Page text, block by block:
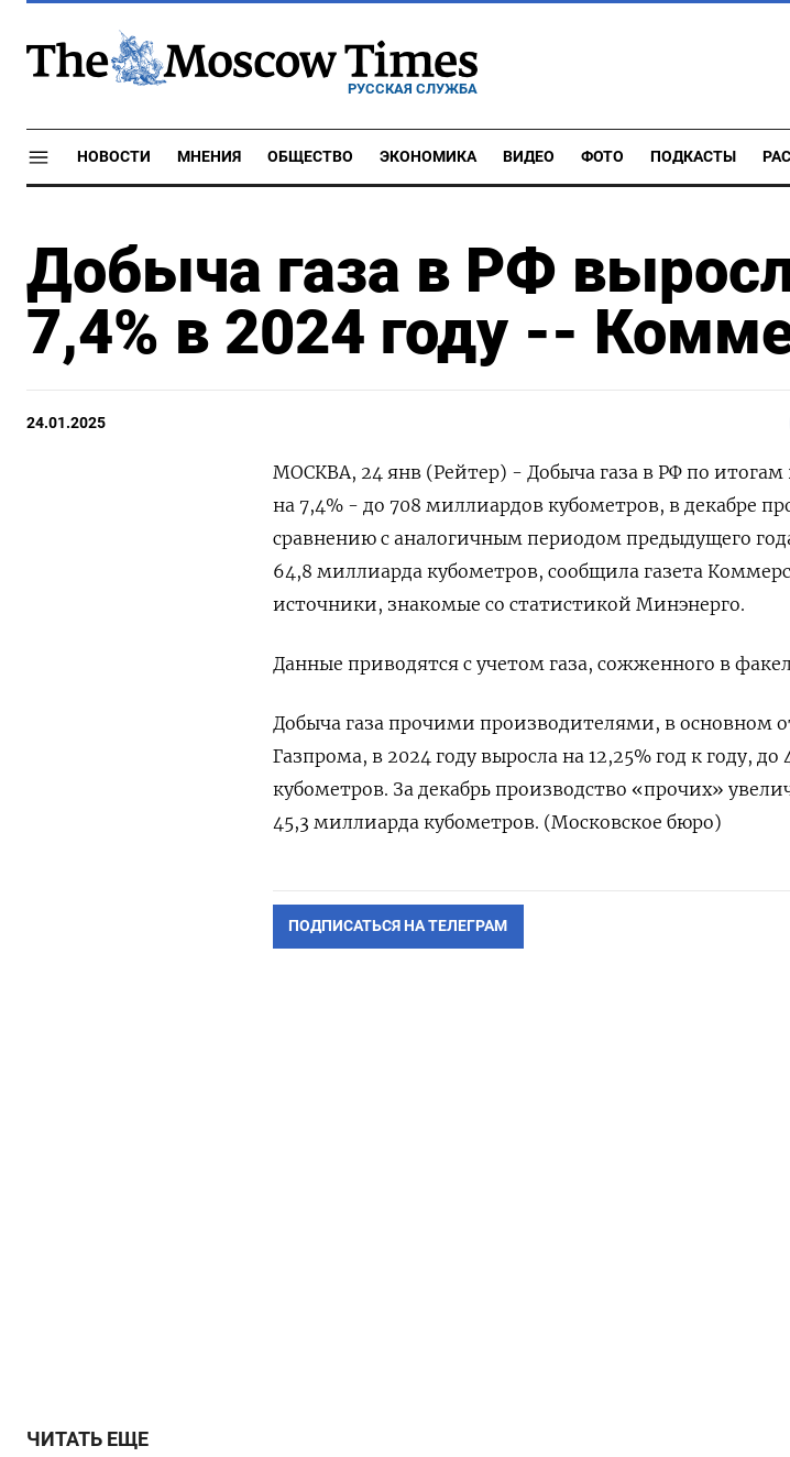
РУССКАЯ СЛУЖБА
НОВОСТИ МНЕНИЯ ОБЩЕСТВО ЭКОНОМИКА ВИДЕО ФОТО ПОДКАСТЫ
Добыча газа в РФ
7,4% в 2024 году --
24.01.2025
МОСКВА, 24 янв (Рейтер) - Добыча газа в РФ по итогам
на 7,4% - до 708 миллиардов кубометров, в декабре
сравнению с аналогичным периодом предыдущего
64,8 миллиарда кубометров, сообщила газета
источники, знакомые со статистикой Минэнерго.
Данные приводятся с учетом газа, сожженного в
Добыча газа прочими производителями, в основном
Газпрома, в 2024 году выросла на 12,25% год к году,
кубометров. За декабрь производство «прочих»
45,3 миллиарда кубометров. (Московское бюро)
ПОДПИСАТЬСЯ НА ТЕЛЕГРАМ
ЧИТАТЬ ЕЩЕ